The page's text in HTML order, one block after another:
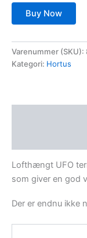
Buy Now
Varenummer (SKU):
Kategori: Hortus
Lofthængt UFO
som giver en god
Der er endnu ikke